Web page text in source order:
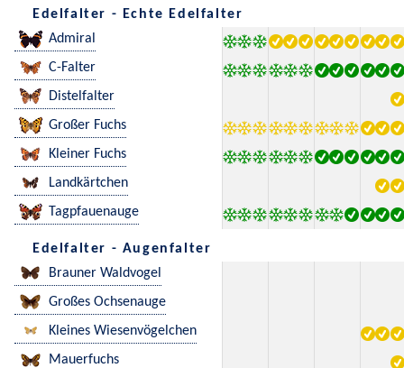
Edelfalter - Echte Edelfalter
Admiral
C-Falter
Distelfalter
Großer Fuchs
Kleiner Fuchs
Landkärtchen
Tagpfauenauge
Edelfalter - Augenfalter
Brauner Waldvogel
Großes Ochsenauge
Kleines Wiesenvögelchen
Mauerfuchs